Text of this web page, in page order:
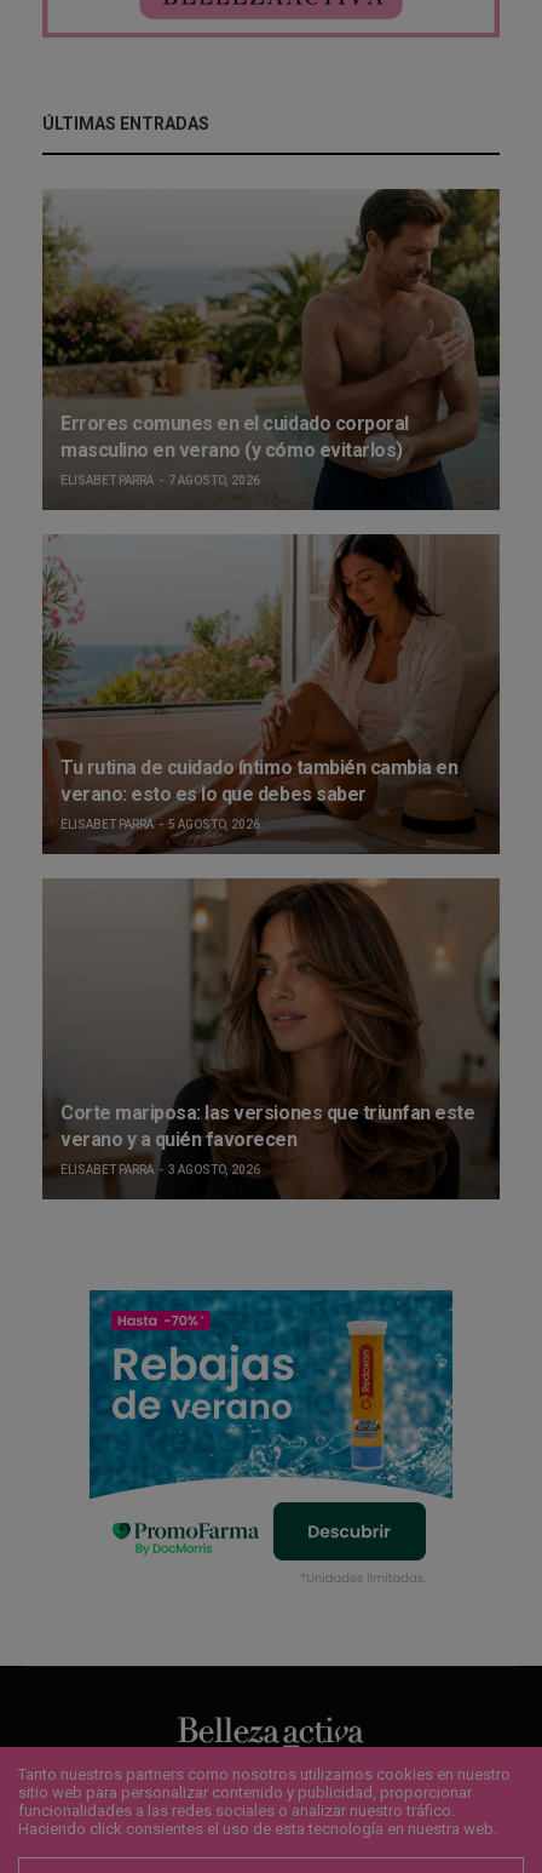
ÚLTIMAS ENTRADAS
Errores comunes en el cuidado corporal
masculino en verano (y cómo evitarlos)
ELISABET PARRA 7 AGOSTO, 2026
Tu rutina de cuidado íntimo también cambia en
verano: esto es lo que debes saber
ELISABET PARRA 5 AGOSTO, 2026
Corte mariposa: las versiones que triunfan este
verano y a quién favorecen
ELISABET PARRA 3 AGOSTO, 2026
QUIENES SOMOS ¿QUIERES ANUNCIARTE?
CONTACTO
POLÍTICA DE COOKIES
AVISO LEGAL SUSCRÍBETE
Copyright 2020 - Bellezaactiva.com - Todos los derechos reservados.
Tanto nuestros partners como nosotros utilizamos cookies en nuestro
sitio web para personalizar contenido y publicidad, proporcionar
funcionalidades a las redes sociales o analizar nuestro tráfico.
Haciendo click consientes el uso de esta tecnología en nuestra web.